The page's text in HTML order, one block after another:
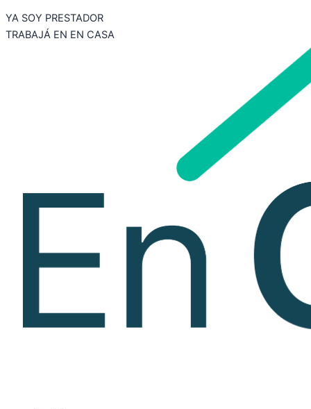
YA SOY PRESTADOR
TRABAJÁ EN EN CASA